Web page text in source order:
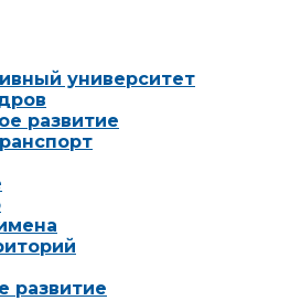
университет
развитие
развитие